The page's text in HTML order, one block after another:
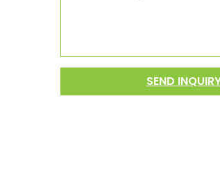
SEND